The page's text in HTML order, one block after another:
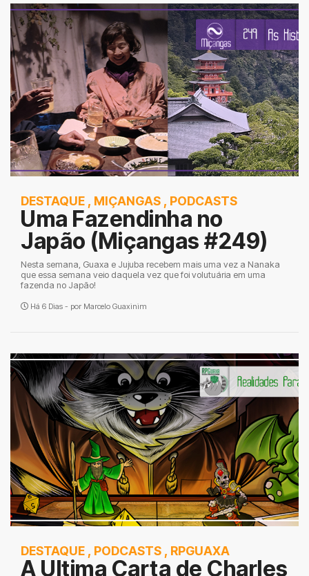
DESTAQUE , MIÇANGAS , PODCASTS
Uma Fazendinha no
Japão (Miçangas #249)
Nesta semana, Guaxa e Jujuba recebem mais uma vez a Nanaka
que essa semana veio daquela vez que foi volutuária em uma
fazenda no Japão!
Há 6 Dias - por Marcelo Guaxinim
DESTAQUE , PODCASTS , RPGUAXA
A Ultima Carta de Charles